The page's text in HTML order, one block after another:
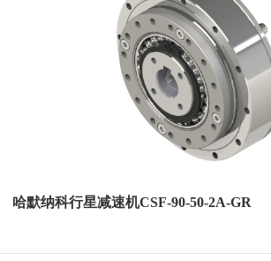
哈默纳科行星减速机CSF-90-50-2A-GR